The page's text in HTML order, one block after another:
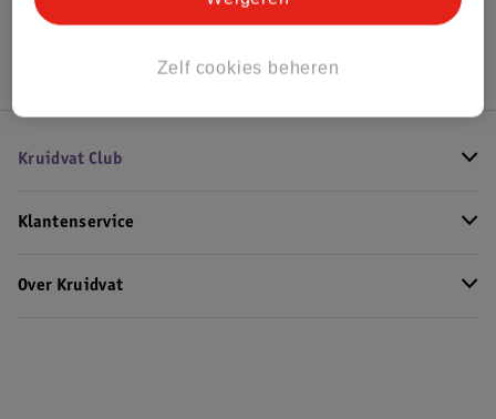
Hoe controleren wij de reviews?
Kruidvat Club
Klantenservice
Over Kruidvat
Zelf cookies beheren